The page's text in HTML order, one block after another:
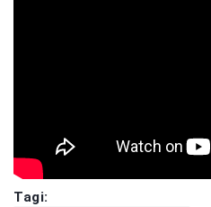
Tagi: